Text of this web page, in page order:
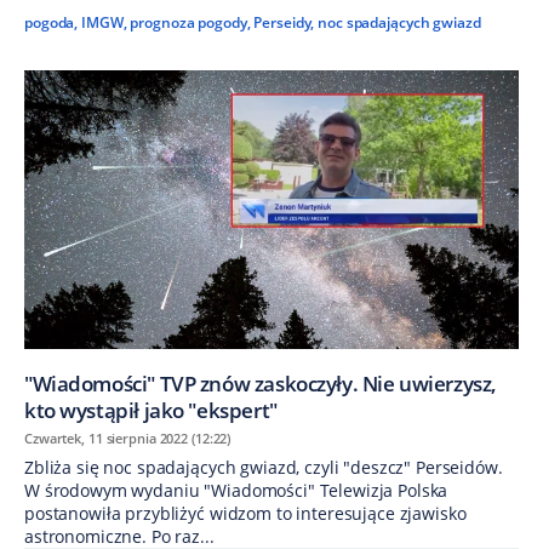
pogoda, IMGW, prognoza pogody, Perseidy, noc spadających gwiazd
"Wiadomości" TVP znów zaskoczyły. Nie uwierzysz,
kto wystąpił jako "ekspert"
Czwartek, 11 sierpnia 2022 (12:22)
Zbliża się noc spadających gwiazd, czyli "deszcz" Perseidów.
W środowym wydaniu "Wiadomości" Telewizja Polska
postanowiła przybliżyć widzom to interesujące zjawisko
astronomiczne. Po raz...